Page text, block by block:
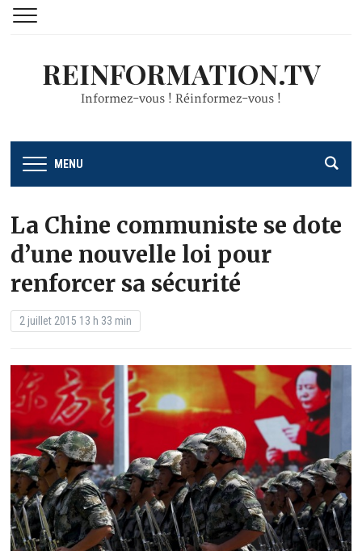
REINFORMATION.TV
Informez-vous ! Réinformez-vous !
MENU
La Chine communiste se dote
d’une nouvelle loi pour
renforcer sa sécurité
2 juillet 2015 13 h 33 min